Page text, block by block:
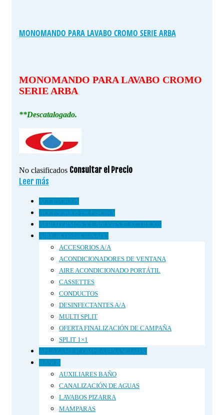
MONOMANDO PARA LAVABO CROMO SERIE ARBA
MONOMANDO PARA LAVABO CROMO
SERIE ARBA
**Descatalogado.
No clasificados Consultar el Precio
Leer más
ACCESORIOS
ACCESORIOS DE PISCINA
AEROTERMOS Y CAÑONES ELÉCTRICOS
AIRE ACONDICIONADO
ACCESORIOS A/A
ACONDICIONADORES DE VENTANA
AIRE ACONDICIONADO PORTÁTIL
CASSETTES
CONDUCTOS
DESINFECTANTES A/A
MULTI SPLIT
OFERTA FINALIZACIÓN DE CAMPAÑA
SPLIT 1×1
APLÁZAME (COMPRA FINANCIADA)
BAÑOS
AUXILIARES BAÑO
CANALIZACIÓN DE AGUAS
LAVABOS PIZARRA
MAMPARAS